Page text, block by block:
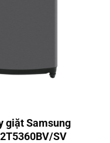
giặt Samsung
SV